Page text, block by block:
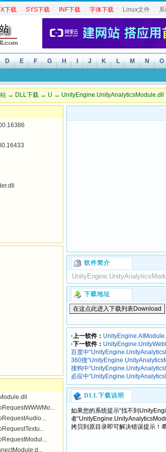
下载┆ SYS下载┆ INF下载┆ 字体下载┆ Linux文件┆
D E F G H I J K L M N O
→ DLL下载→ U → UnityEngine.UnityAnalyticsModule.dll
软件简介
下载地址
·上一软件：
·下一软件：
百度中
360搜
搜狗中
必应中
DLL下载说明
如果您的系统提示“找不到
者
拷贝到原目录即可解决错误提示！